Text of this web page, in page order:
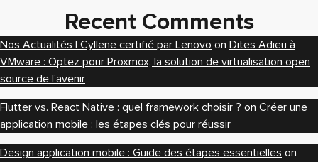
Recent Comments
Nos Actualités | Cyllene certifié par Lenovo on Dites Adieu à
VMware : Optez pour Proxmox, la solution de virtualisation open
source de l’avenir
Flutter vs. React Native : quel framework choisir ? on Créer une
application mobile : les étapes clés pour réussir
Design application mobile : Guide des étapes essentielles on